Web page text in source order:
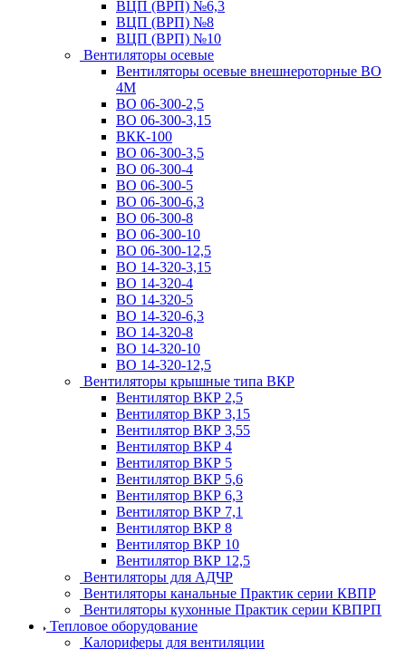
ВЦП (ВРП) №6,3
ВЦП (ВРП) №8
ВЦП (ВРП) №10
Вентиляторы осевые
Вентиляторы осевые внешнероторные ВО
4М
ВО 06-300-2,5
ВО 06-300-3,15
ВКК-100
ВО 06-300-3,5
ВО 06-300-4
ВО 06-300-5
ВО 06-300-6,3
ВО 06-300-8
ВО 06-300-10
ВО 06-300-12,5
ВО 14-320-3,15
ВО 14-320-4
ВО 14-320-5
ВО 14-320-6,3
ВО 14-320-8
ВО 14-320-10
ВО 14-320-12,5
Вентиляторы крышные типа ВКР
Вентилятор ВКР 2,5
Вентилятор ВКР 3,15
Вентилятор ВКР 3,55
Вентилятор ВКР 4
Вентилятор ВКР 5
Вентилятор ВКР 5,6
Вентилятор ВКР 6,3
Вентилятор ВКР 7,1
Вентилятор ВКР 8
Вентилятор ВКР 10
Вентилятор ВКР 12,5
Вентиляторы для АДЧР
Вентиляторы канальные Практик серии КВПР
Вентиляторы кухонные Практик серии КВПРП
Тепловое оборудование
Калориферы для вентиляции